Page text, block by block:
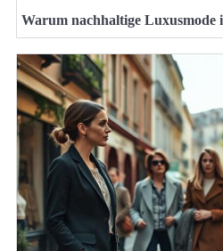
Warum nachhaltige Luxusmode